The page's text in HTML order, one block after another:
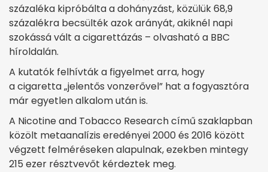
százaléka kipróbálta a dohányzást, közülük 68,9
százalékra becsülték azok arányát, akiknél napi
szokássá vált a cigarettázás – olvasható a BBC
híroldalán.
A kutatók felhívták a figyelmet arra, hogy
a cigaretta „jelentős vonzerővel” hat a fogyasztóra
már egyetlen alkalom után is.
A Nicotine and Tobacco Research című szaklapban
közölt metaanalízis eredényei 2000 és 2016 között
végzett felméréseken alapulnak, ezekben mintegy
215 ezer résztvevőt kérdeztek meg.